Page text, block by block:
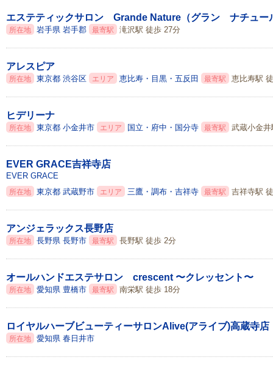
エステティックサロン Grande Nature（グラン ナチュー
所在地 岩手県 岩手郡 最寄駅 滝沢駅 徒歩 27分
アレスピア
所在地 東京都 渋谷区 エリア 恵比寿・目黒・五反田 最寄駅 恵比寿駅
ヒデリーナ
所在地 東京都 小金井市 エリア 国立・府中・国分寺 最寄駅 武蔵小金
EVER GRACE吉祥寺店
EVER GRACE
所在地 東京都 武蔵野市 エリア 三鷹・調布・吉祥寺 最寄駅 吉祥寺駅
アンジェラックス長野店
所在地 長野県 長野市 最寄駅 長野駅 徒歩 2分
オールハンドエステサロン crescent 〜クレッセント〜
所在地 愛知県 豊橋市 最寄駅 南栄駅 徒歩 18分
ロイヤルハーブビューティーサロンAlive(アライブ)高蔵寺店
所在地 愛知県 春日井市